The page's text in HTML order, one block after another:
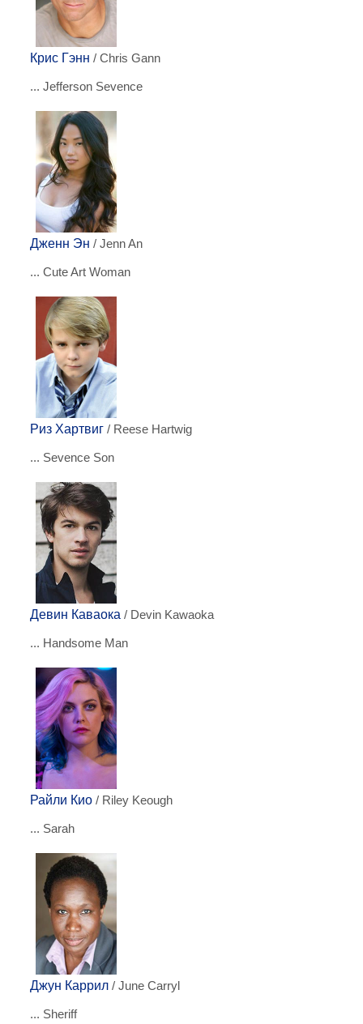
Крис Гэнн / Chris Gann
... Jefferson Sevence
Дженн Эн / Jenn An
... Cute Art Woman
Риз Хартвиг / Reese Hartwig
... Sevence Son
Девин Каваока / Devin Kawaoka
... Handsome Man
Райли Кио / Riley Keough
... Sarah
Джун Каррил / June Carryl
... Sheriff